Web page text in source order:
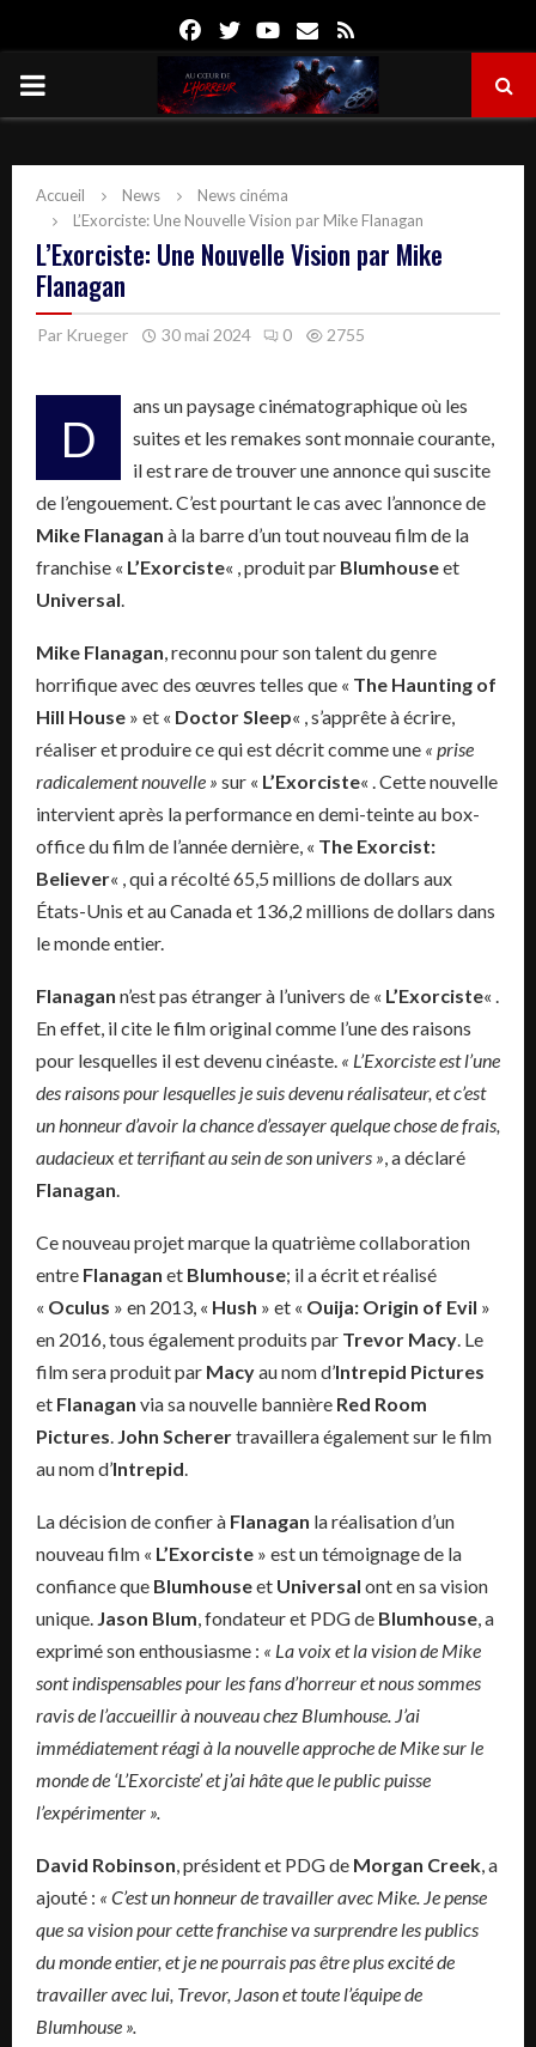
FacebookTwitterYoutube
Email
PRIMARY
Accueil News
News cinéma
L’Exorciste: Une Nouvelle Vision par Mike Flanagan
L’Exorciste: Une Nouvelle Vision par Mike
Flanagan
Par Krueger 30 mai 2024 0 2755
D
ans un paysage cinématographique où les
suites et les remakes sont monnaie courante,
il est rare de trouver une annonce qui suscite
de l’engouement. C’est pourtant le cas avec l’annonce de
Mike Flanagan à la barre d’un tout nouveau film de la
franchise « L’Exorciste« , produit par Blumhouseet
Universal.
Mike Flanagan, reconnu pour son talent du genre
horrifique avec des œuvres telles que « The Haunting of
Hill House » et « Doctor Sleep« , s’apprête à écrire,
réaliser et produire ce qui est décrit comme une « prise
radicalement nouvelle » sur « L’Exorciste« . Cette nouvelle
intervient après la performance en demi-teinte au box-
office du film de l’année dernière, « The Exorcist:
Believer« , qui a récolté 65,5 millions de dollars aux
États-Unis et au Canada et 136,2 millions de dollars dans
le monde entier.
Flanagan n’est pas étranger à l’univers de « L’Exorciste« .
En effet, il cite le film original comme l’une des raisons
pour lesquelles il est devenu cinéaste. « L’Exorciste est l’une
des raisons pour lesquelles je suis devenu réalisateur, et c’est
un honneur d’avoir la chance d’essayer quelque chose de frais,
audacieux et terrifiant au sein de son univers », a déclaré
Flanagan.
Ce nouveau projet marque la quatrième collaboration
entre Flanagan et Blumhouse; il a écrit et réalisé
« Oculus » en 2013, « Hush » et « Ouija: Origin of Evil »
en 2016, tous également produits par Trevor Macy. Le
film sera produit par Macyau nom d’Intrepid Pictures
et Flanagan via sa nouvelle bannière Red Room
Pictures. John Scherertravaillera également sur le film
au nom d’Intrepid.
La décision de confier à Flanagan la réalisation d’un
nouveau film « L’Exorciste » est un témoignage de la
confiance que Blumhouseet Universal ont en sa vision
unique. Jason Blum, fondateur et PDG de Blumhouse, a
exprimé son enthousiasme : « La voix et la vision de Mike
sont indispensables pour les fans d’horreur et nous sommes
ravis de l’accueillir à nouveau chez Blumhouse. J’ai
immédiatement réagi à la nouvelle approche de Mike sur le
monde de ‘L’Exorciste’ et j’ai hâte que le public puisse
l’expérimenter ».
David Robinson, président et PDG de Morgan Creek, a
ajouté : « C’est un honneur de travailler avec Mike. Je pense
que sa vision pour cette franchise va surprendre les publics
du monde entier, et je ne pourrais pas être plus excité de
travailler avec lui, Trevor, Jason et toute l’équipe de
Blumhouse ».